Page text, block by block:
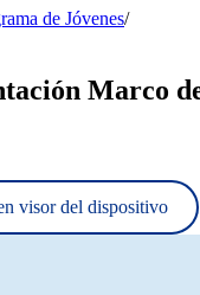
de Jóvenes/
Marco
visor del dispositivo